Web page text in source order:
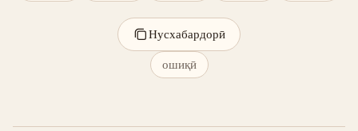
Нусхабардорӣ
ошиқӣ